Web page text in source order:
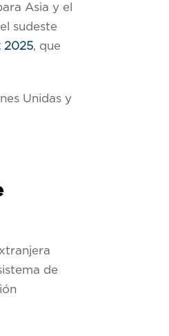
Asia y el
sudeste
2025, que
Unidas y
de